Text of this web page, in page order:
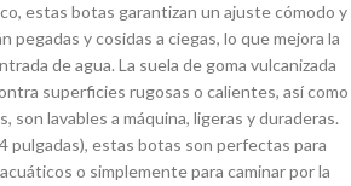
estas botas garantizan un ajuste cómodo y
pegadas y cosidas a ciegas, lo que mejora la
de agua. La suela de goma vulcanizada
superficies rugosas o calientes, así como
son lavables a máquina, ligeras y duraderas.
pulgadas), estas botas son perfectas para
o simplemente para caminar por la